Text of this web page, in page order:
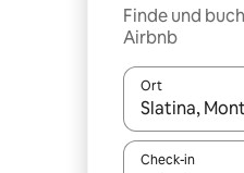
Finde und
Airbnb
Ort
Wenn
Check-in